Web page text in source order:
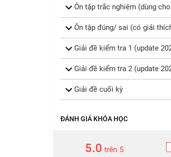
Ôn tập trắc nghiệm (dùng
Ôn tập đúng/ sai (có giải
Giải đề kiểm tra 1 (update
Giải đề kiểm tra 2 (update
Giải đề cuối kỳ
ĐÁNH GIÁ KHÓA HỌC
5.0 trên 5